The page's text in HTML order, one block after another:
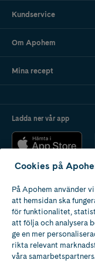
Här hittar du leave-in
Kundservice
Om Apohem
Mina recept
Ladda ner vår app
Apotek med
av
Cookies på
På Apohem använder
att hemsidan ska
för funktionalitet,
att följa och analysera
ge en mer
rikta relevant
våra